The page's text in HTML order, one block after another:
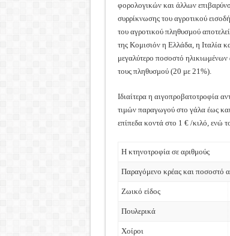
φορολογικών και άλλων
συρρίκνωσης του αγροτικού
του αγροτικού πληθυσμού
της Κομισιόν η Ελλάδα, η Ιταλία
μεγαλύτερο ποσοστό
τους πληθυσμού (20 με 21%).
Ιδιαίτερα η αιγοπροβατοτροφία
τιμών παραγωγού στο γάλα έως
επίπεδα κοντά στο 1 € /κιλό, ενώ
Η κτηνοτροφία σε αριθμούς
Παραγόμενο κρέας και ποσοστό
Ζωικό είδος
Πουλερικά
Χοίροι